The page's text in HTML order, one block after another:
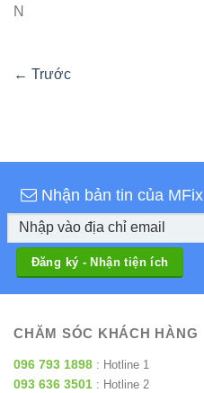
N
← Trước
Nhận bản tin của MFix
CHĂM SÓC KHÁCH HÀNG
096 793 1898 : Hotline 1
093 636 3501 : Hotline 2